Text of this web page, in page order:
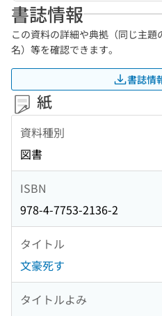
書誌情報
この資料の詳細や典拠（同じ主
名）等を確認できます。
書誌情
紙
資料種別
図書
ISBN
978-4-7753-2136-2
タイトル
文豪死す
タイトルよみ